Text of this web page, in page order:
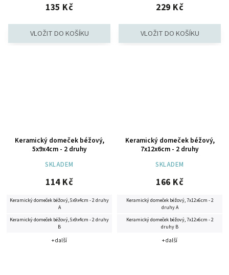
135 Kč 229 Kč
Keramický domeček béžový,
5x9x4cm - 2 druhy
SKLADEM
114 Kč
Keramický domeček béžový, 5x9x4cm - 2 druhy
A
Keramický domeček béžový, 5x9x4cm - 2 druhy
B
+ další
Keramický domeček béžový,
7x12x6cm - 2 druhy
SKLADEM
166 Kč
Keramický domeček béžový, 7x12x6cm - 2
druhy A
Keramický domeček béžový, 7x12x6cm - 2
druhy B
+ další